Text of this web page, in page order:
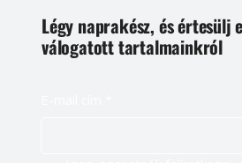
Légy naprakész, és értesülj
válogatott tartalmainkról